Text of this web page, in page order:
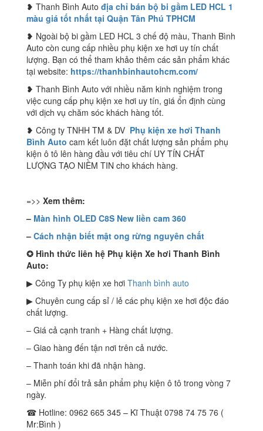
❥ Thanh Bình Auto địa chỉ bán bộ bi gầm LED HCL 1
màu giá tốt nhất tại Quận Tân Phú TPHCM
❥ Ngoài bộ bi gầm LED HCL 3 chế độ màu, Thanh Bình
Auto còn cung cấp nhiều phụ kiện xe hơi uy tín chất
lượng. Bạn có thể tham khảo thêm các sản phẩm khác
tại website: https://thanhbinhautohcm.com/
❥ Thanh Bình Auto với nhiều năm kinh nghiệm trong
việc cung cấp phụ kiện xe hơi uy tín, giá ổn định cùng
với dịch vụ chăm sóc khách hàng tốt.
❥ Công ty TNHH TM & DV Phụ kiện xe hơi Thanh
Bình Auto cam kết luôn đặt chất lượng sản phẩm phụ
kiện ô tô lên hàng đầu với tiêu chí UY TÍN CHẤT
LƯỢNG TẠO NIỀM TIN cho khách hàng.
=>> Xem thêm:
– Màn hình OLED C8S New liền cam 360
– Cách nhận biết mật ong rừng nguyên chất
✪ Hình thức liên hệ Phụ kiện Xe hơi Thanh Bình
Auto:
▶ Công Ty phụ kiện xe hơi Thanh bình auto
▶ Chuyên cung cấp sỉ / lẻ các phụ kiện xe hơi độc đáo
chất lượng.
– Giá cả cạnh tranh + Hàng chất lượng.
– Giao hàng đến tận nơi trên cả nước.
– Thanh toán khi đã nhận hàng.
– Miễn phí đổi trả sản phẩm phụ kiện ô tô trong vòng 7
ngày.
☎ Hotline: 0962 665 345 – Kĩ Thuật 0798 74 75 76 (
Mr:Bình )